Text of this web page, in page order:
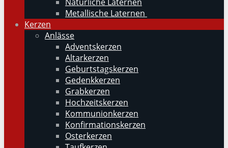
Metallische Laternen
Kerzen
Anlässe
Adventskerzen
Altarkerzen
Geburtstagskerzen
Gedenkkerzen
Grabkerzen
Hochzeitskerzen
Kommunionkerzen
Konfirmationskerzen
Osterkerzen